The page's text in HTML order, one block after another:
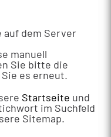
auf dem Server
manuell
Sie bitte die
es erneut.
Startseite und
im Suchfeld
Sitemap.